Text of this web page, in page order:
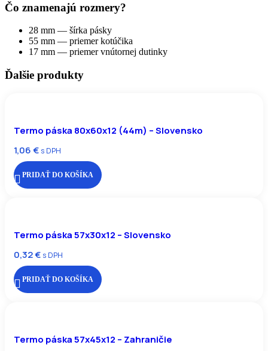
Čo znamenajú rozmery?
28 mm — šírka pásky
55 mm — priemer kotúčika
17 mm — priemer vnútornej dutinky
Ďalšie produkty
Termo páska 80x60x12 (44m) – Slovensko
1,06€ s DPH
PRIDAŤ DO KOŠÍKA
Termo páska 57x30x12 – Slovensko
0,32€ s DPH
PRIDAŤ DO KOŠÍKA
Termo páska 57x45x12 – Zahraničie